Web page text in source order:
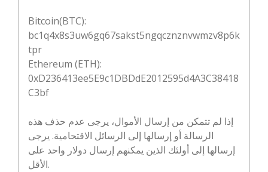
Bitcoin(BTC):
bc1q4x8s3uw6gq67sakst5ngqcznznvwmzv8p6k
tpr
Ethereum (ETH):
0xD236413ee5E9c1DBDdE2012595d4A3C38418
C3bf
إذا لم تتمكن من إرسال الأموال، يرجى عدم حذف هذه
الرسالة أو إرسالها إلى الرسائل الاقتحامية. يرجى
إرسالها إلى أولئك الذين يمكنهم إرسال دولار واحد على
الأقل.